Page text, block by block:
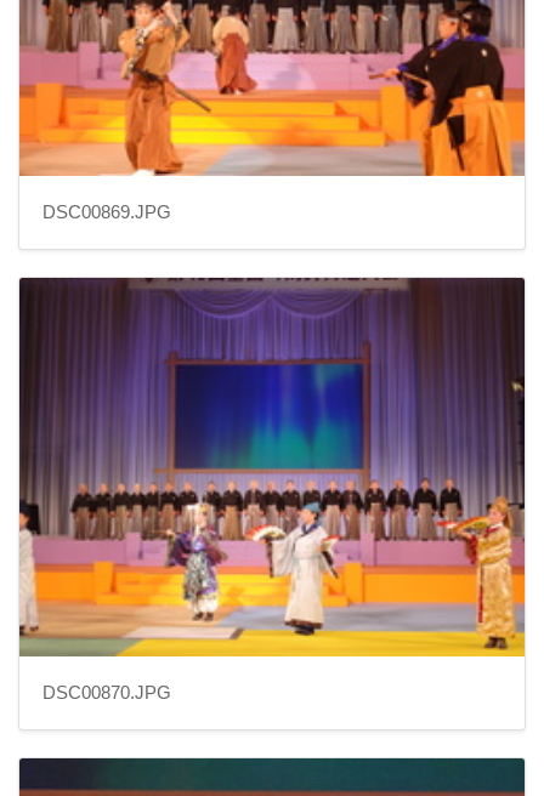
DSC00869.JPG
DSC00870.JPG